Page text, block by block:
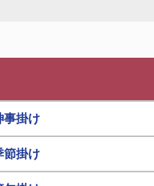
事掛け
節掛け